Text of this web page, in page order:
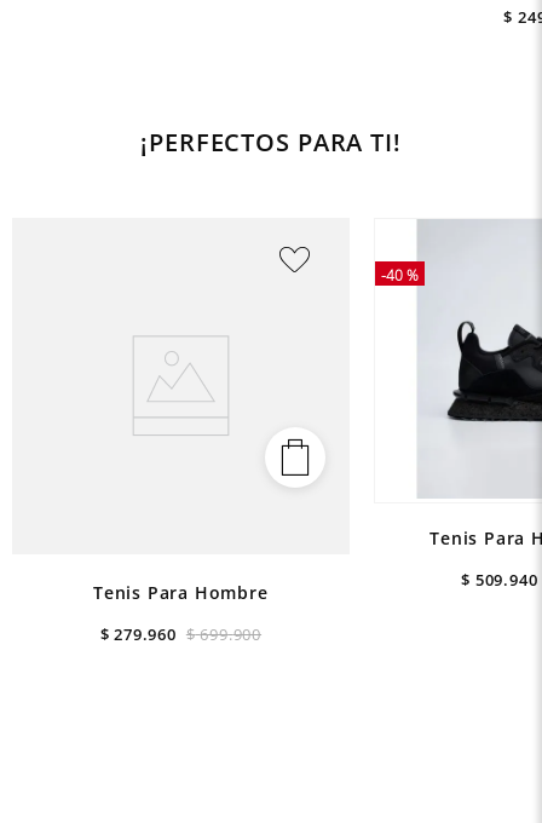
$
¡PERFECTOS PARA TI!
Tenis Para Hombre
$ 699.900
$ 279.960
-40 %
Tenis Para
$ 509.940